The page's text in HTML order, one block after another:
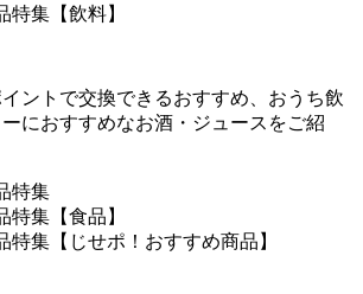
特集【飲料】
ントで交換できるおすすめ、おうち飲
におすすめなお酒・ジュースをご紹
特集
特集【食品】
特集【じせポ！おすすめ商品】